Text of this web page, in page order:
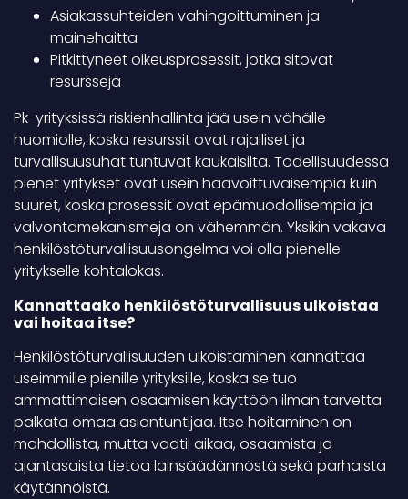
Asiakassuhteiden vahingoittuminen ja
mainehaitta
Pitkittyneet oikeusprosessit, jotka sitovat
resursseja
Pk-yrityksissä riskienhallinta jää usein vähälle
huomiolle, koska resurssit ovat rajalliset ja
turvallisuusuhat tuntuvat kaukaisilta. Todellisuudessa
pienet yritykset ovat usein haavoittuvaisempia kuin
suuret, koska prosessit ovat epämuodollisempia ja
valvontamekanismeja on vähemmän. Yksikin vakava
henkilöstöturvallisuusongelma voi olla pienelle
yritykselle kohtalokas.
Kannattaako henkilöstöturvallisuus ulkoistaa
vai hoitaa itse?
Henkilöstöturvallisuuden ulkoistaminen kannattaa
useimmille pienille yrityksille, koska se tuo
ammattimaisen osaamisen käyttöön ilman tarvetta
palkata omaa asiantuntijaa. Itse hoitaminen on
mahdollista, mutta vaatii aikaa, osaamista ja
ajantasaista tietoa lainsäädännöstä sekä parhaista
käytännöistä.